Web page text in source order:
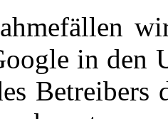
in den
Betreibers